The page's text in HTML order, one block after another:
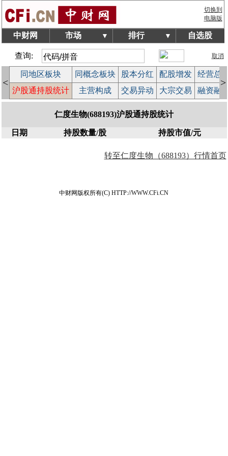
切换到
电脑版
中财网 市场 ▼ 排行 ▼ 自选股
查询: 取消
<
同地区板块 同概念板块 股本分红 配股增发
经营总
沪股通持股统计 主营构成 交易异动 大宗交易 融资融
>
仁度生物(688193)沪股通持股统计
日期 持股数量/股 持股市值/元
转至仁度生物（688193）行情首页
中财网版权所有(C) HTTP://WWW.CFi.CN